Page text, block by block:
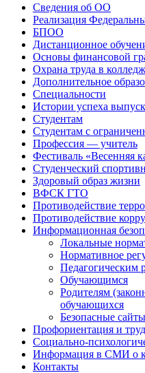
Сведения об ОО
Реализация
БПОО
Дистанционное
Основы финансовой
Охрана труда в
Дополнительное
Специальности
Истории успеха
Студентам
Студентам с
Профессия — учитель
Фестиваль «Весенняя
Студенческий
Здоровый образ жизни
ВФСК ГТО
Противодействие
Противодействие
Информационная
Локальные
Нормативное
Педагогическим
Обучающимся
Родителям
обучающихся
Безопасные сайты
Профориентация и
Социально-
Информация в СМИ о
Контакты